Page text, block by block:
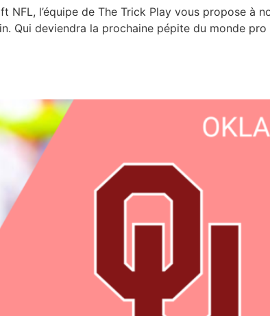
l’équipe de The Trick Play vous propose à
Qui deviendra la prochaine pépite du monde pro